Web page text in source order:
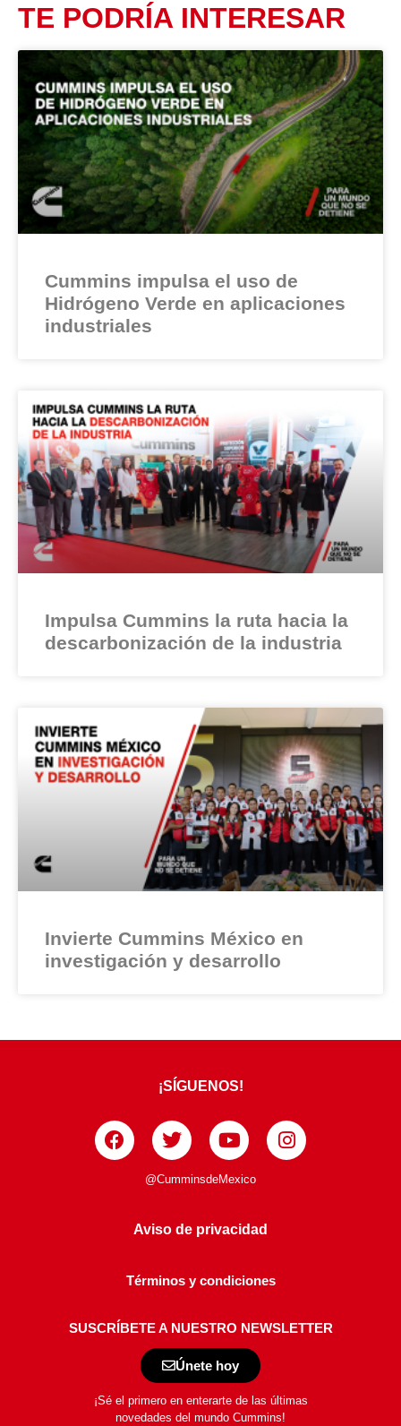
TE PODRÍA INTERESAR
Cummins impulsa el uso de
Hidrógeno Verde en aplicaciones
industriales
Impulsa Cummins la ruta hacia la
descarbonización de la industria
Invierte Cummins México en
investigación y desarrollo
¡SÍGUENOS!
@CumminsdeMexico
Aviso de privacidad
Términos y condiciones
SUSCRÍBETE A NUESTRO NEWSLETTER
Únete hoy
¡Sé el primero en enterarte de las últimas
novedades del mundo Cummins!